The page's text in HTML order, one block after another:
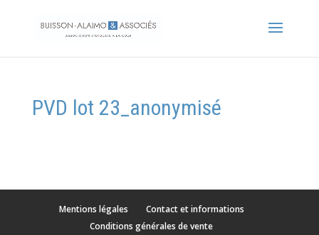
PVD lot 23_anonymisé
Mentions légales
Contact et informations
Conditions générales de vente